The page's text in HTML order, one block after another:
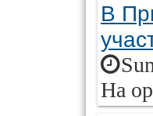
В
На